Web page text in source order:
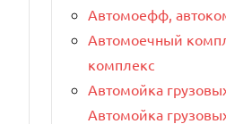
Автомоефф,
Автомоечный
комплекс
Автомойка
Автомойка